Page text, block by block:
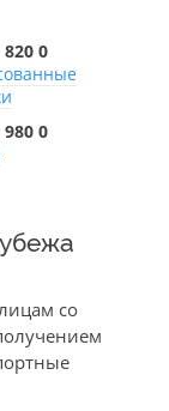
820 0
980 0
со